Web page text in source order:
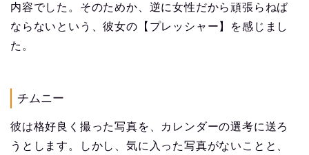
内容でした。そのためか、逆に女性だから頑張らねば
ならないという、彼女の【プレッシャー】を感じまし
た。
チムニー
彼は格好良く撮った写真を、カレンダーの選考に送ろ
うとします。しかし、気に入った写真がないことと、